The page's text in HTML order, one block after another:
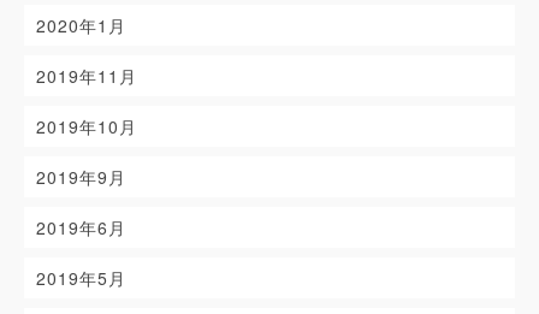
2020年1月
2019年11月
2019年10月
2019年9月
2019年6月
2019年5月